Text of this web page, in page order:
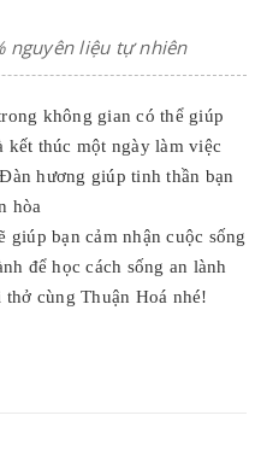
nguyên liệu tự nhiên
không gian có thể giúp
kết thúc một ngày làm việc
hương giúp tinh thần bạn
hòa
bạn cảm nhận cuộc sống
để học cách sống an lành
cùng Thuận Hoá nhé!